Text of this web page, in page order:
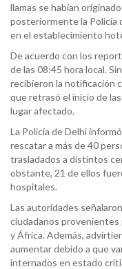
llamas se habían
posteriormente la Policía
en el establecimiento
De acuerdo con los
de las 08:45 hora local.
recibieron la notificación
que retrasó el inicio de
lugar afectado.
La Policía de Delhi
rescatar a más de 40
trasladados a distintos
obstante, 21 de ellos
hospitales.
Las autoridades
ciudadanos provenientes
y África. Además,
aumentar debido a que
internados en estado